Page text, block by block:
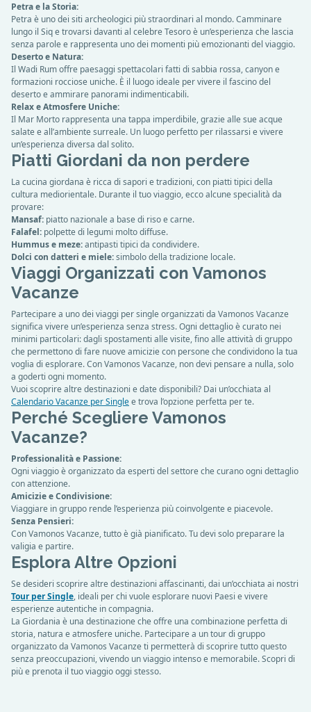
Petra e la Storia:
Petra è uno dei siti archeologici più straordinari al mondo. Camminare
lungo il Siq e trovarsi davanti al celebre Tesoro è un’esperienza che lascia
senza parole e rappresenta uno dei momenti più emozionanti del viaggio.
Deserto e Natura:
Il Wadi Rum offre paesaggi spettacolari fatti di sabbia rossa, canyon e
formazioni rocciose uniche. È il luogo ideale per vivere il fascino del
deserto e ammirare panorami indimenticabili.
Relax e Atmosfere Uniche:
Il Mar Morto rappresenta una tappa imperdibile, grazie alle sue acque
salate e all’ambiente surreale. Un luogo perfetto per rilassarsi e vivere
un’esperienza diversa dal solito.
Piatti Giordani da non perdere
La cucina giordana è ricca di sapori e tradizioni, con piatti tipici della
cultura mediorientale. Durante il tuo viaggio, ecco alcune specialità da
provare:
Mansaf: piatto nazionale a base di riso e carne.
Falafel: polpette di legumi molto diffuse.
Hummus e meze:antipasti tipici da condividere.
Dolci con datteri e miele:simbolo della tradizione locale.
Viaggi Organizzati con Vamonos
Vacanze
Partecipare a uno dei viaggi per single organizzati da Vamonos Vacanze
significa vivere un’esperienza senza stress. Ogni dettaglio è curato nei
minimi particolari: dagli spostamenti alle visite, fino alle attività di gruppo
che permettono di fare nuove amicizie con persone che condividono la tua
voglia di esplorare. Con Vamonos Vacanze, non devi pensare a nulla, solo
a goderti ogni momento.
Vuoi scoprire altre destinazioni e date disponibili? Dai un’occhiata al
Calendario Vacanze per Singlee trova l’opzione perfetta per te.
Perché Scegliere Vamonos
Vacanze?
Professionalità e Passione:
Ogni viaggio è organizzato da esperti del settore che curano ogni dettaglio
con attenzione.
Amicizie e Condivisione:
Viaggiare in gruppo rende l’esperienza più coinvolgente e piacevole.
Senza Pensieri:
Con Vamonos Vacanze, tutto è già pianificato. Tu devi solo preparare la
valigia e partire.
Esplora Altre Opzioni
Se desideri scoprire altre destinazioni affascinanti, dai un’occhiata ai nostri
Tour per Single, ideali per chi vuole esplorare nuovi Paesi e vivere
esperienze autentiche in compagnia.
La Giordania è una destinazione che offre una combinazione perfetta di
storia, natura e atmosfere uniche. Partecipare a un tour di gruppo
organizzato da Vamonos Vacanze ti permetterà di scoprire tutto questo
senza preoccupazioni, vivendo un viaggio intenso e memorabile. Scopri di
più e prenota il tuo viaggio oggi stesso.